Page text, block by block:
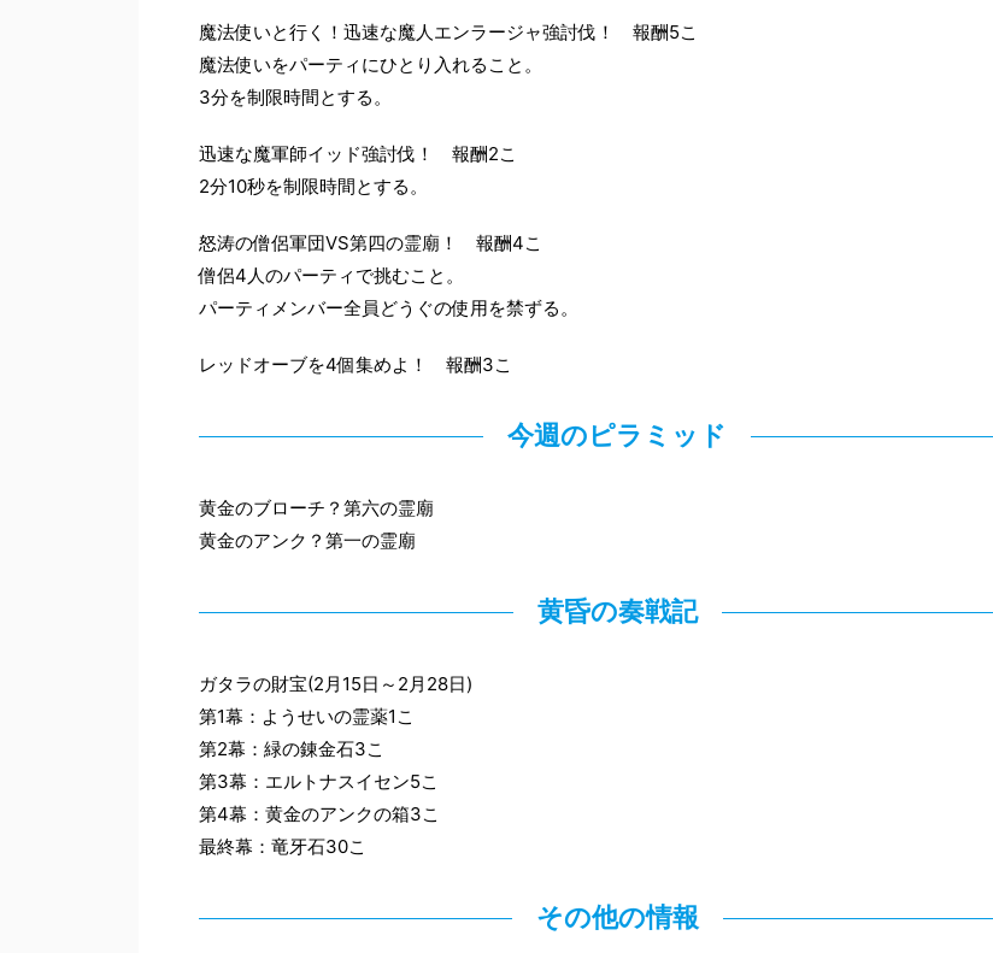
魔法使いと行く！迅速な魔人エンラージャ強討伐！ 報酬5こ
魔法使いをパーティにひとり入れること。
3分を制限時間とする。
迅速な魔軍師イッド強討伐！ 報酬2こ
2分10秒を制限時間とする。
怒涛の僧侶軍団VS第四の霊廟！ 報酬4こ
僧侶4人のパーティで挑むこと。
パーティメンバー全員どうぐの使用を禁ずる。
レッドオーブを4個集めよ！ 報酬3こ
今週のピラミッド
黄金のブローチ？第六の霊廟
黄金のアンク？第一の霊廟
黄昏の奏戦記
ガタラの財宝(2月15日～2月28日)
第1幕：ようせいの霊薬1こ
第2幕：緑の錬金石3こ
第3幕：エルトナスイセン5こ
第4幕：黄金のアンクの箱3こ
最終幕：竜牙石30こ
その他の情報